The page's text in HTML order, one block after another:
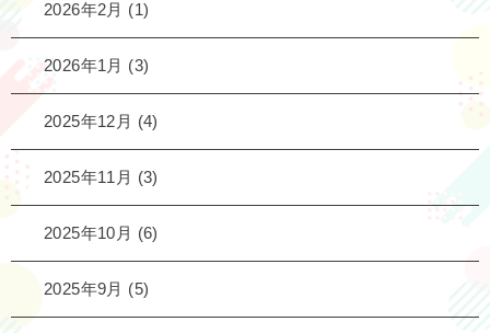
2026年2月 (1)
2026年1月 (3)
2025年12月 (4)
2025年11月 (3)
2025年10月 (6)
2025年9月 (5)